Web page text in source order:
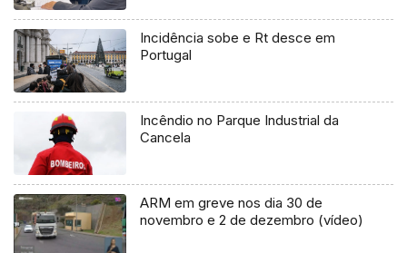
Incidência sobe e Rt desce em
Portugal
Incêndio no Parque Industrial da
Cancela
ARM em greve nos dia 30 de
novembro e 2 de dezembro (vídeo)